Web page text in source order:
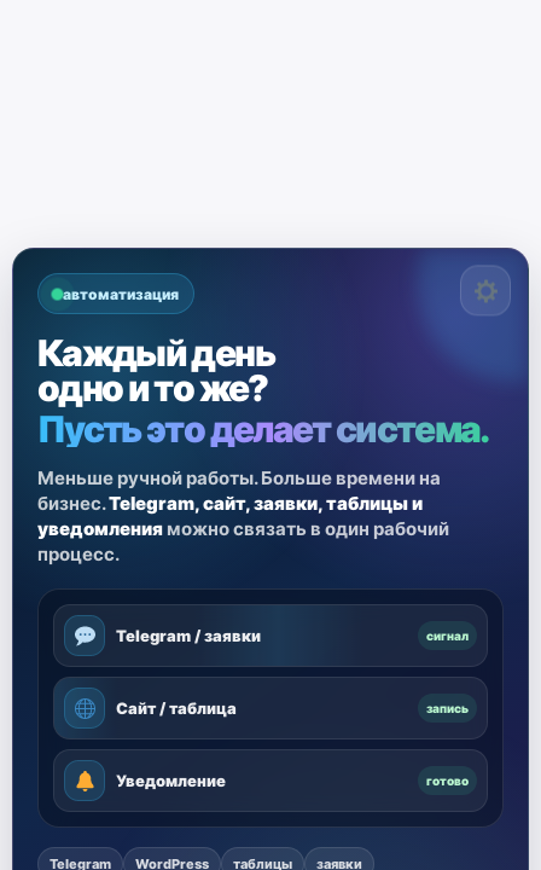
автоматизация
Каждый день
одно и то же?
Пусть это делает система.
Меньше ручной работы. Больше времени на
бизнес.Telegram, сайт, заявки, таблицы и
уведомления можно связать в один рабочий
процесс.
Telegram / заявки сигнал
Сайт / таблица запись
Уведомление готово
Telegram WordPress таблицы заявки